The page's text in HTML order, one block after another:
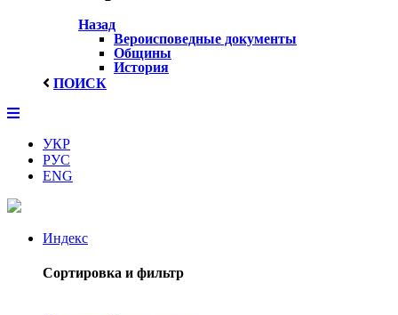
Назад
Вероисповедные документы
Общины
История
ПОИСК
УКР
РУС
ENG
Индекс
Сортировка и фильтр